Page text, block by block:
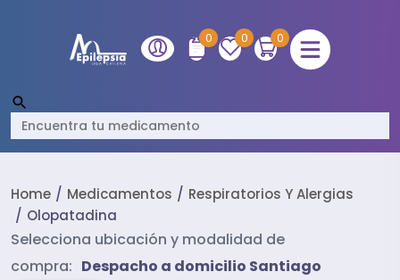
0 0 0
Home Medicamentos
Respiratorios Y Alergias
Olopatadina
Selecciona ubicación y modalidad de
compra: Despacho a domicilio Santiago